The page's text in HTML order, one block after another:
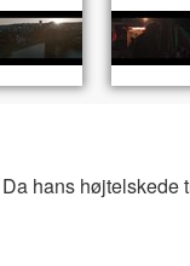
hans højtelskede